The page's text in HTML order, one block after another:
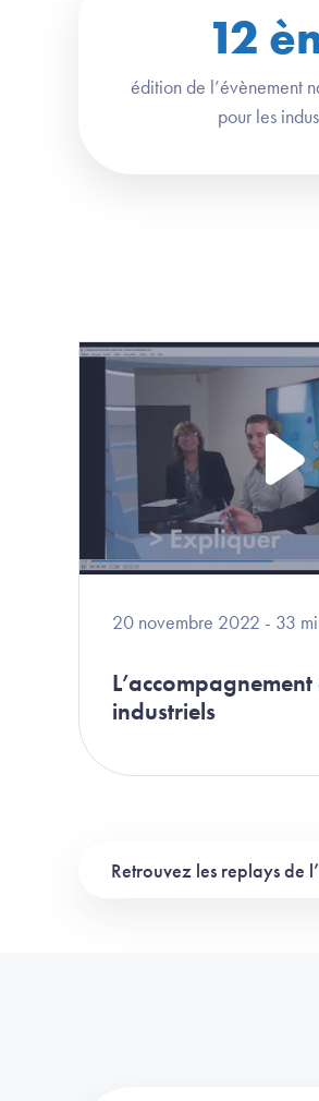
12
édition de l’évènement
pour les
20 novembre 2022 - 33
L’accompagnement
industriels
Retrouvez les replays de